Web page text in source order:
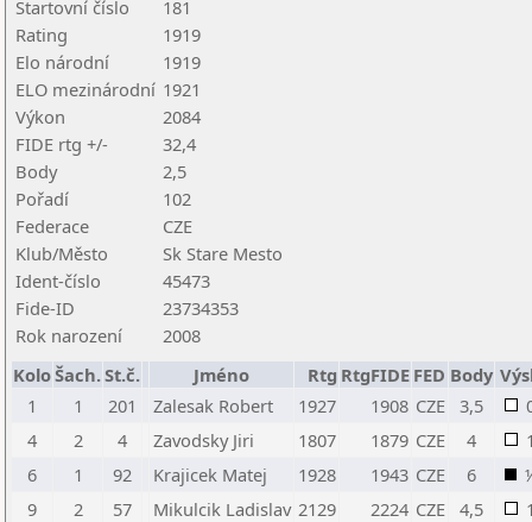
Startovní číslo
181
Rating
1919
Elo národní
1919
ELO mezinárodní 1921
Výkon
2084
FIDE rtg +/-
32,4
Body
2,5
Pořadí
102
Federace
CZE
Klub/Město
Sk Stare Mesto
Ident-číslo
45473
Fide-ID
23734353
Rok narození
2008
KoloŠach.St.č. Jméno Rtg RtgFIDE FED Body
1
1 201 Zalesak Robert 1927 1908 CZE 3,5
4
2 4 Zavodsky Jiri 1807 1879 CZE 4
6
1 92 Krajicek Matej 1928 1943 CZE 6
9
2 57 Mikulcik Ladislav 2129 2224 CZE 4,5